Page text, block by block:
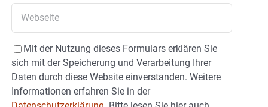
Mit der Nutzung dieses Formulars erklären Sie
sich mit der Speicherung und Verarbeitung Ihrer
Daten durch diese Website einverstanden. Weitere
Informationen erfahren Sie in der